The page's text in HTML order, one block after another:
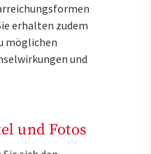
erhalten zudem
möglichen
und
und Fotos